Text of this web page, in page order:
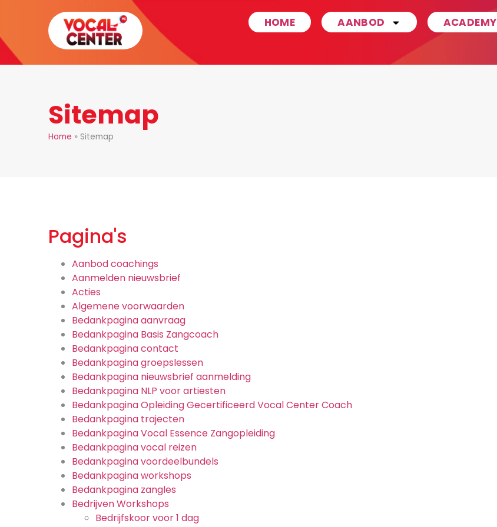
HOME AANBOD ACADEMY
Sitemap
Home » Sitemap
Pagina's
Aanbod coachings
Aanmelden nieuwsbrief
Acties
Algemene voorwaarden
Bedankpagina aanvraag
Bedankpagina Basis Zangcoach
Bedankpagina contact
Bedankpagina groepslessen
Bedankpagina nieuwsbrief aanmelding
Bedankpagina NLP voor artiesten
Bedankpagina Opleiding Gecertificeerd Vocal Center Coach
Bedankpagina trajecten
Bedankpagina Vocal Essence Zangopleiding
Bedankpagina vocal reizen
Bedankpagina voordeelbundels
Bedankpagina workshops
Bedankpagina zangles
Bedrijven Workshops
Bedrijfskoor voor 1 dag